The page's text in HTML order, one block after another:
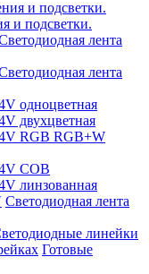
и подсветки.
лента
лента
одноцветная
двухцветная
RGB RGB+W
COB
линзованная
Светодиодная лента
линейки
Готовые